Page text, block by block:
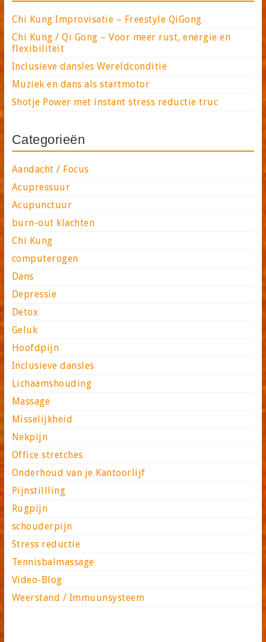
Chi Kung Improvisatie – Freestyle QiGong
Chi Kung / Qi Gong – Voor meer rust, energie en
flexibiliteit
Inclusieve dansles Wereldconditie
Muziek en dans als startmotor
Shotje Power met instant stress reductie truc
Categorieën
Aandacht / Focus
Acupressuur
Acupunctuur
burn-out klachten
Chi Kung
computerogen
Dans
Depressie
Detox
Geluk
Hoofdpijn
Inclusieve dansles
Lichaamshouding
Massage
Misselijkheid
Nekpijn
Office stretches
Onderhoud van je Kantoorlijf
Pijnstillling
Rugpijn
schouderpijn
Stress reductie
Tennisbalmassage
Video-Blog
Weerstand / Immuunsysteem